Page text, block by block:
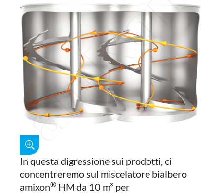
In questa digressione sui prodotti, ci
concentreremo sul miscelatore bialbero
amixon® HM da 10 m³ per